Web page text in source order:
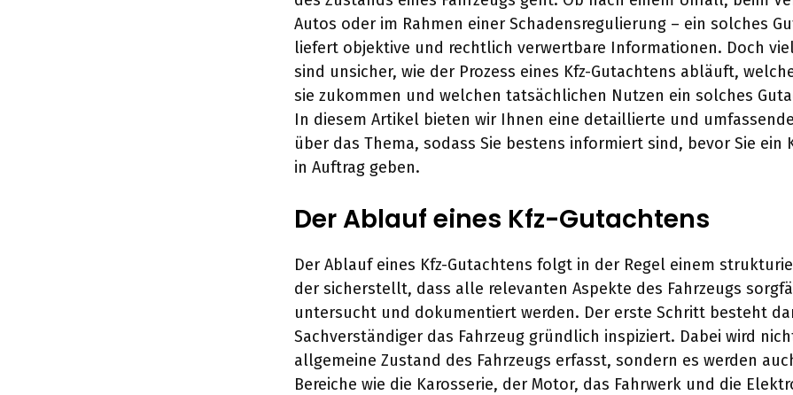
Autos oder im Rahmen einer Schadensregulierung – ein solches
liefert objektive und rechtlich verwertbare Informationen. Doch
sind unsicher, wie der Prozess eines Kfz-Gutachtens abläuft,
sie zukommen und welchen tatsächlichen Nutzen ein solches
In diesem Artikel bieten wir Ihnen eine detaillierte und
über das Thema, sodass Sie bestens informiert sind, bevor Sie ein
in Auftrag geben.
Der Ablauf eines Kfz-Gutachtens
Der Ablauf eines Kfz-Gutachtens folgt in der Regel einem
der sicherstellt, dass alle relevanten Aspekte des Fahrzeugs
untersucht und dokumentiert werden. Der erste Schritt besteht
Sachverständiger das Fahrzeug gründlich inspiziert. Dabei wird
allgemeine Zustand des Fahrzeugs erfasst, sondern es werden
Bereiche wie die Karosserie, der Motor, das Fahrwerk und die